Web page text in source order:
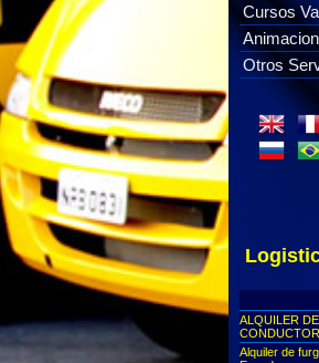
Cursos
Otros
ALQUILER
Alquiler de